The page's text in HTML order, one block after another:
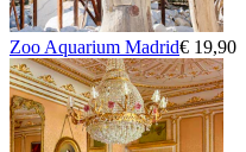
Zoo Aquarium Madrid€ 19,90